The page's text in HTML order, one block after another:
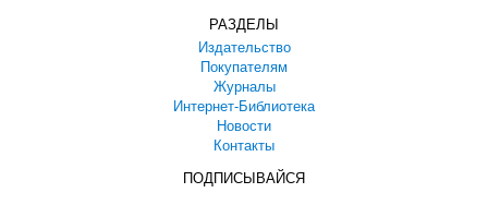
РАЗДЕЛЫ
Издательство
Покупателям
Журналы
Интернет-Библиотека
Новости
Контакты
ПОДПИСЫВАЙСЯ